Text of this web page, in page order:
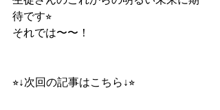
待です⭐︎
それでは〜〜！
⭐︎↓次回の記事はこちら↓⭐︎